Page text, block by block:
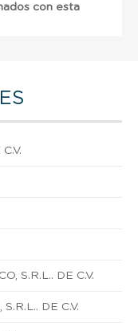
con esta
S.R.L.. DE C.V.
DE C.V.